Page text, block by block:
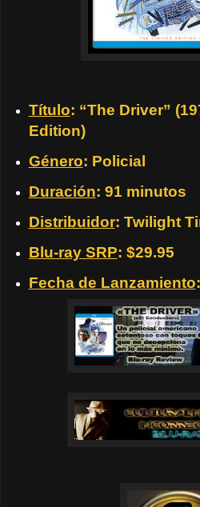
Título: “The Driver”
Edition)
Género: Policial
Duración: 91 minutos
Distribuidor: Twilight
Blu-ray SRP: $29.95
Fecha de Lanzamiento